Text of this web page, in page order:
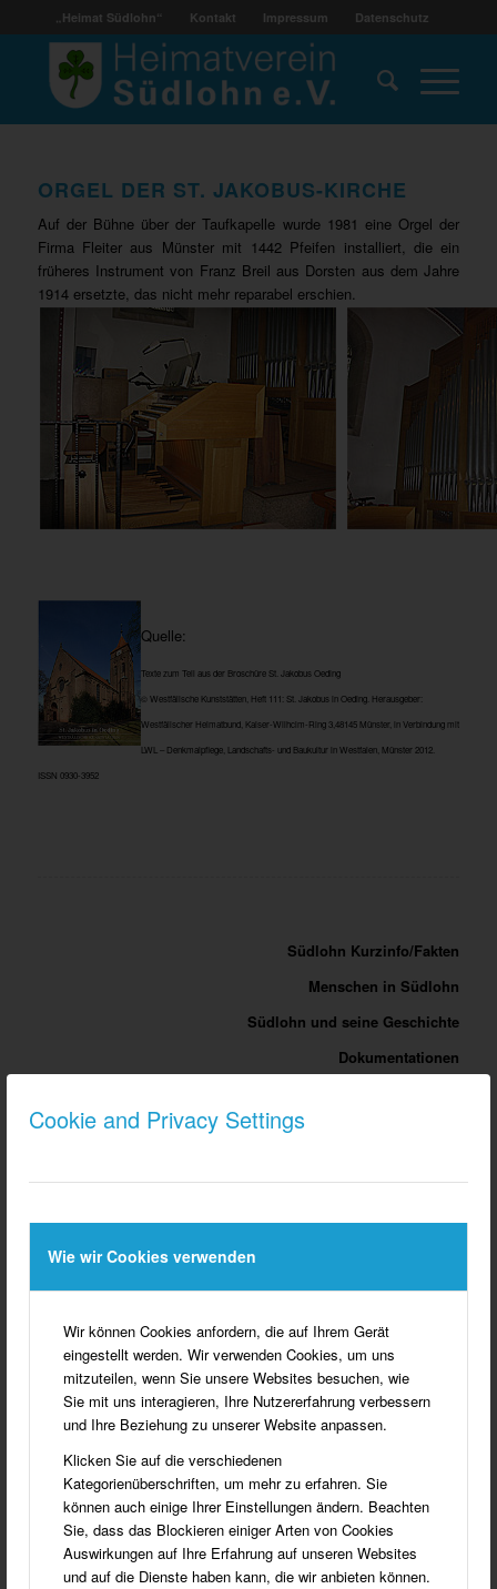
Cookie and Privacy Settings
Wie wir Cookies verwenden
Wir können Cookies anfordern, die auf Ihrem Gerät
eingestellt werden. Wir verwenden Cookies, um uns
mitzuteilen, wenn Sie unsere Websites besuchen, wie
Sie mit uns interagieren, Ihre Nutzererfahrung verbessern
und Ihre Beziehung zu unserer Website anpassen.
Klicken Sie auf die verschiedenen
Kategorienüberschriften, um mehr zu erfahren. Sie
können auch einige Ihrer Einstellungen ändern. Beachten
Sie, dass das Blockieren einiger Arten von Cookies
Auswirkungen auf Ihre Erfahrung auf unseren Websites
und auf die Dienste haben kann, die wir anbieten können.
„Heimat Südlohn“ Kontakt Impressum Datenschutz
ORGEL DER ST. JAKOBUS-KIRCHE
Auf der Bühne über der Taufkapelle wurde 1981 eine Orgel der
Firma Fleiter aus Münster mit 1442 Pfeifen in­stalliert, die ein
früheres Instrument von Franz Breil aus Dorsten aus dem Jahre
1914 ersetzte, das nicht mehr re­parabel erschien.
Quelle:
Texte zum Teil aus der Broschüre St. Jakobus Oeding
© Westfälische Kunststätten, Heft 111: St. Jakobus in Oeding. Herausgeber:
Westfälischer Heimatbund, Kaiser-Wilhclm-Ring 3,48145 Münster, in Verbindung mit
LWL – Denkmalpflege, Landschafts- und Bau­kultur in Westfalen, Münster 2012.
ISSN 0930-3952
Südlohn Kurzinfo/Fakten
Menschen in Südlohn
Südlohn und seine Geschichte
Dokumentationen
Leben und Arbeiten
Verdienstorden
St. Vitus u. St. Jakobus
St. Jakobus Pfarrkirche Oeding
Pfarrkirche
Glocken / Geläute
Orgel